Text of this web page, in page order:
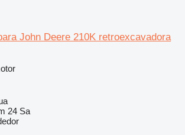
John Deere 210K retroexcavadora
24 Sa